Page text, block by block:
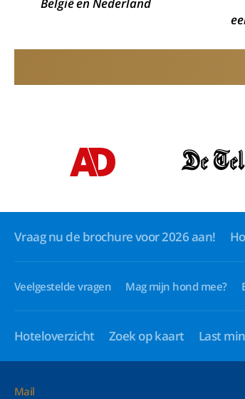
Vraag nu de brochure voor 2026 aan!
Veelgestelde vragen Mag mijn hond mee?
Hoteloverzicht Zoek op kaart Last
Mail